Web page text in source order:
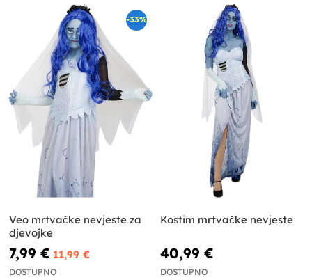
-33%
Veo mrtvačke nevjeste za
djevojke
7,99 € 11,99 €
DOSTUPNO
Kostim mrtvačke nevjeste
40,99 €
DOSTUPNO